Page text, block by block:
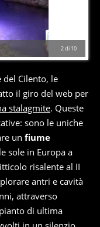
2di 10
del Cilento, le
il giro del web per
stalagmite. Queste
sono le uniche
un fiume
sole in Europa a
risalente al II
antri e cavità
attraverso
di ultima